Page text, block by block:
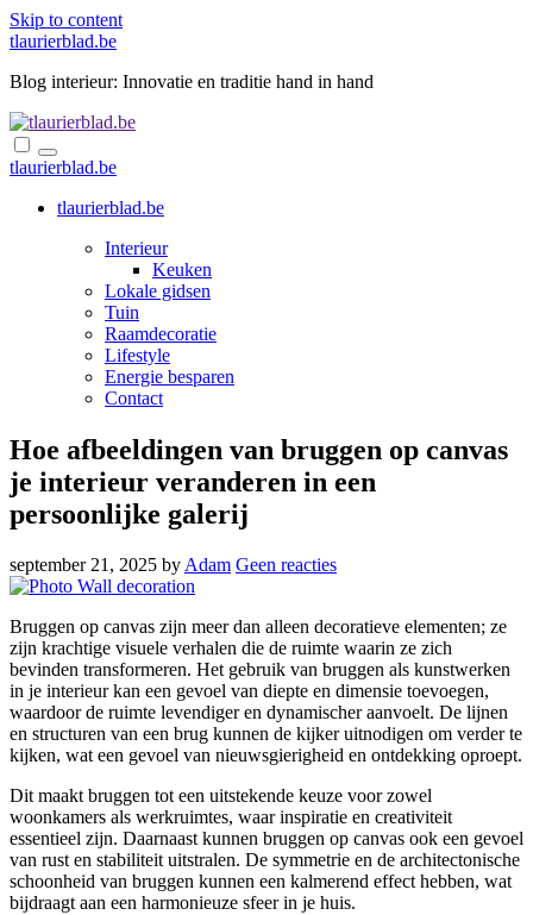
Skip to content
tlaurierblad.be
Blog interieur: Innovatie en traditie hand in hand
tlaurierblad.be
tlaurierblad.be
Interieur
Keuken
Lokale gidsen
Tuin
Raamdecoratie
Lifestyle
Energie besparen
Contact
Hoe afbeeldingen van bruggen op canvas
je interieur veranderen in een
persoonlijke galerij
september 21, 2025 by Adam Geen reacties
Bruggen op canvas zijn meer dan alleen decoratieve elementen; ze
zijn krachtige visuele verhalen die de ruimte waarin ze zich
bevinden transformeren. Het gebruik van bruggen als kunstwerken
in je interieur kan een gevoel van diepte en dimensie toevoegen,
waardoor de ruimte levendiger en dynamischer aanvoelt. De lijnen
en structuren van een brug kunnen de kijker uitnodigen om verder te
kijken, wat een gevoel van nieuwsgierigheid en ontdekking oproept.
Dit maakt bruggen tot een uitstekende keuze voor zowel
woonkamers als werkruimtes, waar inspiratie en creativiteit
essentieel zijn. Daarnaast kunnen bruggen op canvas ook een gevoel
van rust en stabiliteit uitstralen. De symmetrie en de architectonische
schoonheid van bruggen kunnen een kalmerend effect hebben, wat
bijdraagt aan een harmonieuze sfeer in je huis.